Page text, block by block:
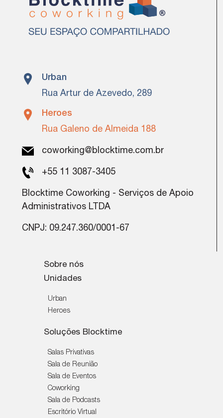
Urban
Rua Artur de Azevedo, 289
Heroes
Rua Galeno de Almeida 188
coworking@blocktime.com.br
+55 11 3087-3405
Blocktime Coworking - Serviços de Apoio
Administrativos LTDA
CNPJ: 09.247.360/0001-67
Sobre nós
Unidades
Urban
Heroes
Soluções Blocktime
Salas Privativas
Sala de Reunião
Sala de Eventos
Coworking
Sala de Podcasts
Escritório Virtual